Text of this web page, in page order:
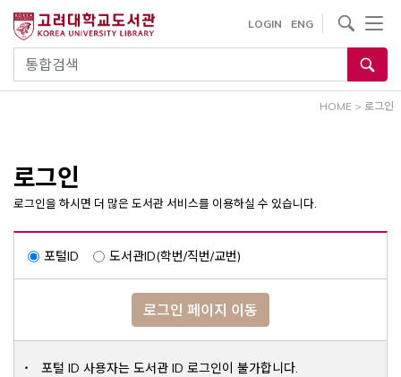
건
통합검색
LOGIN ENG
사이트내 검색
HOME > 로그인
로그인
로그인을 하시면 더 많은 도서관 서비스를 이용하실 수 있습니다.
포털ID 도서관ID(학번/직번/교번)
로그인 페이지 이동
포털 ID 사용자는 도서관 ID 로그인이 불가합니다.